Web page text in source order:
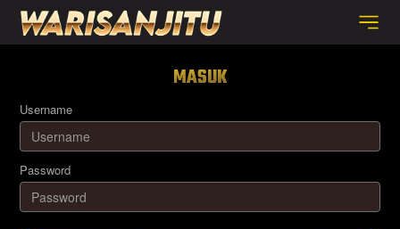
MASUK
Username
Password